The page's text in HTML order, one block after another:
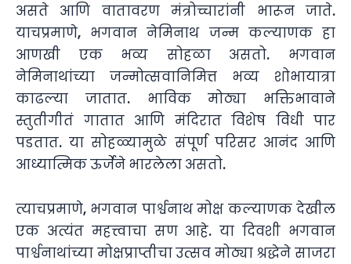
असते आणि वातावरण मंत्रोच्चारांनी भारून जाते.
याचप्रमाणे, भगवान नेमिनाथ जन्म कल्याणक हा
आणखी एक भव्य सोहळा असतो. भगवान
नेमिनाथांच्या जन्मोत्सवानिमित्त भव्य शोभायात्रा
काढल्या जातात. भाविक मोठ्या भक्तिभावाने
स्तुतीगीतं गातात आणि मंदिरात विशेष विधी पार
पडतात. या सोहळ्यामुळे संपूर्ण परिसर आनंद आणि
आध्यात्मिक ऊर्जेने भारलेला असतो.
त्याचप्रमाणे, भगवान पार्श्वनाथ मोक्ष कल्याणक देखील
एक अत्यंत महत्त्वाचा सण आहे. या दिवशी भगवान
पार्श्वनाथांच्या मोक्षप्राप्तीचा उत्सव मोठ्या श्रद्धेने साजरा